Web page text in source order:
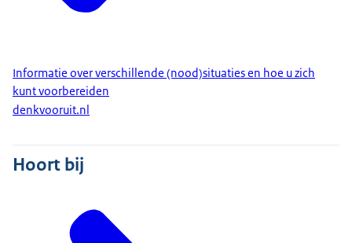
Informatie over verschillende (nood)situaties en hoe u zich
kunt voorbereiden
denkvooruit.nl
Hoort bij